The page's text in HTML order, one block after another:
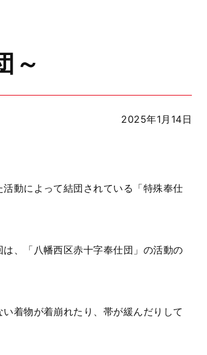
～
2025年1月14日
動によって結団されている「特殊奉仕
、「八幡西区赤十字奉仕団」の活動の
着物が着崩れたり、帯が緩んだりして